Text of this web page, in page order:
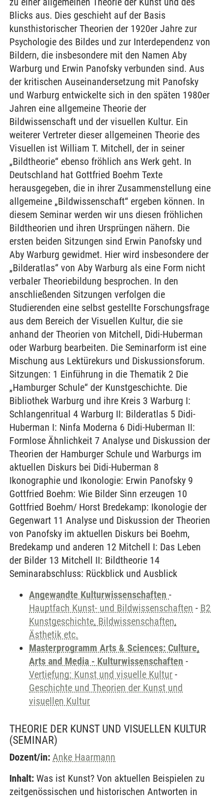
Blicks aus. Dies geschieht auf der Basis
kunsthistorischer Theorien der 1920er Jahre zur
Psychologie des Bildes und zur Interdependenz von
Bildern, die insbesondere mit den Namen Aby
Warburg und Erwin Panofsky verbunden sind. Aus
der kritischen Auseinandersetzung mit Panofsky
und Warburg entwickelte sich in den späten 1980er
Jahren eine allgemeine Theorie der
Bildwissenschaft und der visuellen Kultur. Ein
weiterer Vertreter dieser allgemeinen Theorie des
Visuellen ist William T. Mitchell, der in seiner
„Bildtheorie“ ebenso fröhlich ans Werk geht. In
Deutschland hat Gottfried Boehm Texte
herausgegeben, die in ihrer Zusammenstellung eine
allgemeine „Bildwissenschaft“ ergeben können. In
diesem Seminar werden wir uns diesen fröhlichen
Bildtheorien und ihren Ursprüngen nähern. Die
ersten beiden Sitzungen sind Erwin Panofsky und
Aby Warburg gewidmet. Hier wird insbesondere der
„Bilderatlas“ von Aby Warburg als eine Form nicht
verbaler Theoriebildung besprochen. In den
anschließenden Sitzungen verfolgen die
Studierenden eine selbst gestellte Forschungsfrage
aus dem Bereich der Visuellen Kultur, die sie
anhand der Theorien von Mitchell, Didi-Huberman
oder Warburg bearbeiten. Die Seminarform ist eine
Mischung aus Lektürekurs und Diskussionsforum.
Sitzungen: 1 Einführung in die Thematik 2 Die
„Hamburger Schule“ der Kunstgeschichte. Die
Bibliothek Warburg und ihre Kreis 3 Warburg I:
Schlangenritual 4 Warburg II: Bilderatlas 5 Didi-
Huberman I: Ninfa Moderna 6 Didi-Huberman II:
Formlose Ähnlichkeit 7 Analyse und Diskussion der
Theorien der Hamburger Schule und Warburgs im
aktuellen Diskurs bei Didi-Huberman 8
Ikonographie und Ikonologie: Erwin Panofsky 9
Gottfried Boehm: Wie Bilder Sinn erzeugen 10
Gottfried Boehm/ Horst Bredekamp: Ikonologie der
Gegenwart 11 Analyse und Diskussion der Theorien
von Panofsky im aktuellen Diskurs bei Boehm,
Bredekamp und anderen 12 Mitchell I: Das Leben
der Bilder 13 Mitchell II: Bildtheorie 14
Seminarabschluss: Rückblick und Ausblick
Angewandte Kulturwissenschaften -
Hauptfach Kunst- und Bildwissenschaften - B2
Kunstgeschichte, Bildwissenschaften,
Ästhetik etc.
Masterprogramm Arts & Sciences: Culture,
Arts and Media - Kulturwissenschaften -
Vertiefung: Kunst und visuelle Kultur -
Geschichte und Theorien der Kunst und
visuellen Kultur
THEORIE DER KUNST UND VISUELLEN KULTUR
(SEMINAR)
Dozent/in: Anke Haarmann
Inhalt: Was ist Kunst? Von aktuellen Beispielen zu
zeitgenössischen und historischen Antworten in